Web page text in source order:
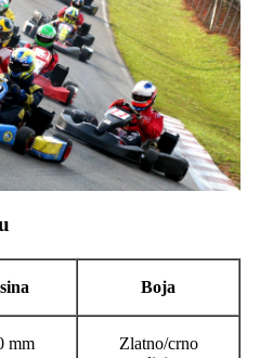
Boja
mm
Zlatno/crno